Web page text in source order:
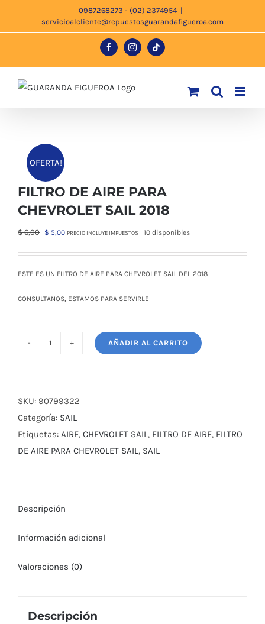
0987268273 - (02) 2374954 |
servicioalcliente@repuestosguarandafigueroa.com
FacebookInstagramTiktok
OFERTA!
FILTRO DE AIRE PARA
CHEVROLET SAIL 2018
$6,00
El
original
era:
$ 5,00El
actual
es:
PRECIO INCLUYE IMPUESTOS 10 disponibles
ESTE ES UN FILTRO DE AIRE PARA CHEVROLET SAIL DEL 2018
CONSULTANOS, ESTAMOS PARA SERVIRLE
PARA
CHEVROLET
SAIL
2018
AÑADIR AL CARRITO
SKU: 90799322
Categoría: SAIL
Etiquetas: AIRE, CHEVROLET SAIL , FILTRO DE AIRE, FILTRO
DE AIRE PARA CHEVROLET SAIL , SAIL
Descripción
Información adicional
Valoraciones (0)
Descripción